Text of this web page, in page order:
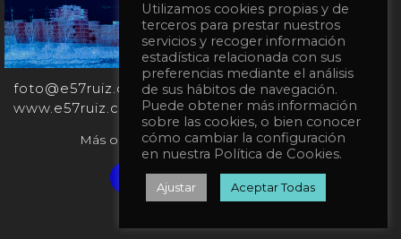
+34
651
862
863
foto@e57ruiz.com
www.e57ruiz.com
Más obras en la galería virtual Singulart:
Verified artist on Singulart
Utilizamos cookies propias y de
terceros para prestar nuestros
servicios y recoger información
estadística relacionada con sus
preferencias mediante el análisis
de sus hábitos de navegación.
Puede obtener más información
sobre las cookies, o bien conocer
cómo cambiar la configuración
en nuestra Política de Cookies.
Ajustar Aceptar Todas